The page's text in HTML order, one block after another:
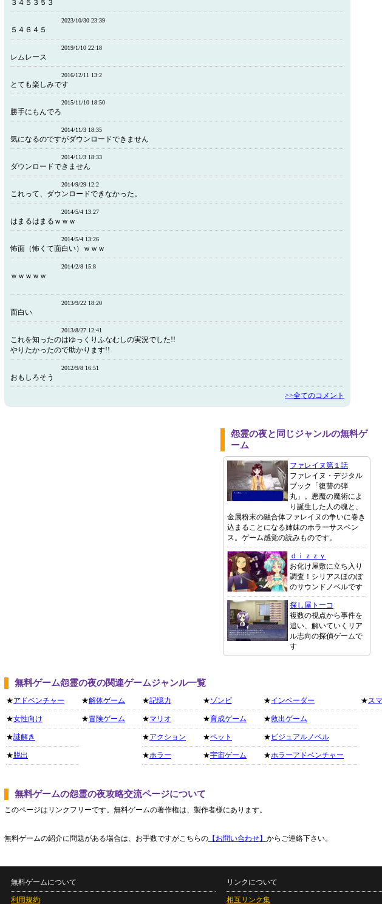
３４５３５３
2023/10/30 23:39
５４６４５
2019/1/10 22:18
レムレース
2016/12/11 13:2
とても楽しみです
2015/11/10 18:50
勝手にもんでろ
2014/11/3 18:35
気になるのですがダウンロードできません
2014/11/3 18:33
ダウンロードできません
2014/9/29 12:2
これって、ダウンロードできなかった。
2014/5/4 13:27
はまるはまるｗｗｗ
2014/5/4 13:26
怖面（怖くて面白い）ｗｗｗ
2014/2/8 15:8
ｗｗｗｗｗ
2013/9/22 18:20
面白い
2013/8/27 12:41
これを知ったのはゆっくりふなむしの実況でした!!
やりたかったので助かります!!
2012/9/8 16:51
おもしろそう
>>全てのコメント
怨霊の夜と同じジャンルの無料ゲ
ーム
ファレイヌ第１話
ファレイヌ・デジタル
ブック「復讐の弾
丸」。悪魔の魔術によ
り誕生した人の魂と、
金属粉末の融合体ファレイヌの争いに巻き
込まることになる姉妹のホラーサスペン
ス。ゲーム感覚の読みものです。
ｄｉｚｚｙ
お化け屋敷に立ち入り
調査！シリアスほのぼ
のサウンドノベルです
探し屋トーコ
複数の視点から事件を
追い、解いていくリア
ル志向の探偵ゲームで
す
無料ゲーム怨霊の夜の関連ゲームジャンル一覧
★アドベンチャー
★女性向け
★謎解き
★ 脱出
★解体ゲーム
★冒険ゲーム
★記憶力
★マリオ
★アクション
★ホラー
★ゾンビ
★育成ゲーム
★ペット
★宇宙ゲーム
★インベーダー
★救出ゲーム
★ ビジュアルノベル
★ホラーアドベンチャー
★ス
無料ゲームの怨霊の夜攻略交流ページについて
このページはリンクフリーです。無料ゲームの著作権は、製作者様にあります。
無料ゲームの紹介に問題がある場合は、お手数ですがこちらの 【お問い合わせ】 からご連絡下さい。
無料ゲームについて
利用規約
リンクについて
相互リンク集